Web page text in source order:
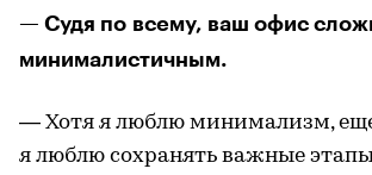
— Судя по всему, ваш офис
минималистичным.
— Хотя я люблю минимализм,
я люблю сохранять важные